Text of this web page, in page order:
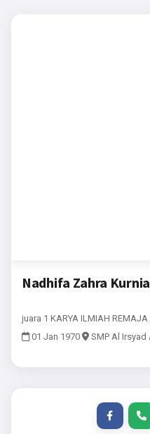
Nadhifa Zahra
juara 1 KARYA ILMIAH REMAJA
01 Jan 1970
SMP Al Irsyad